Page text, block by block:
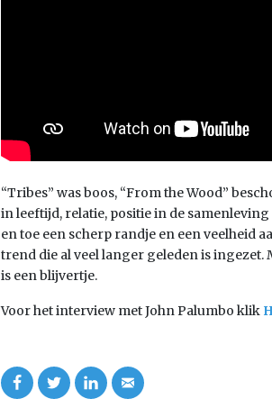
“Tribes” was boos, “From the Wood”
in leeftijd, relatie, positie in de
en toe een scherp randje en een veelheid
trend die al veel langer geleden is ingezet.
is een blijvertje.
Voor het interview met John Palumbo klik